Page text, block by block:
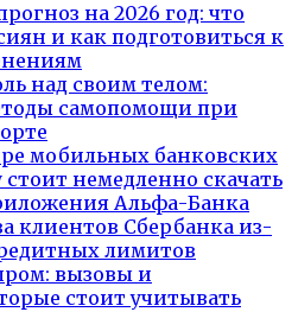
на 2026 год: что
и как подготовиться к
над своим телом:
самопомощи при
мобильных банковских
немедленно скачать
Альфа-Банка
клиентов Сбербанка из-
лимитов
вызовы и
стоит учитывать